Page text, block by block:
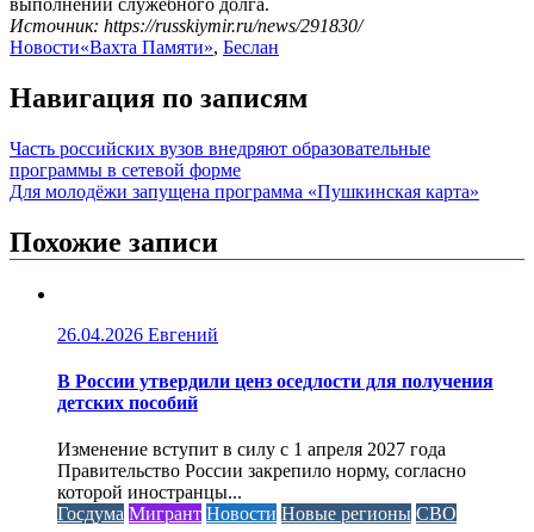
выполнении служебного долга.
Источник: https://russkiymir.ru/news/291830/
Новости«Вахта Памяти», Беслан
Навигация по записям
Часть российских вузов внедряют образовательные
программы в сетевой форме
Для молодёжи запущена программа «Пушкинская карта»
Похожие записи
26.04.2026 Евгений
В России утвердили ценз оседлости для получения
детских пособий
Изменение вступит в силу с 1 апреля 2027 года
Правительство России закрепило норму, согласно
которой иностранцы...
Госдума Мигрант Новости Новые регионы СВО